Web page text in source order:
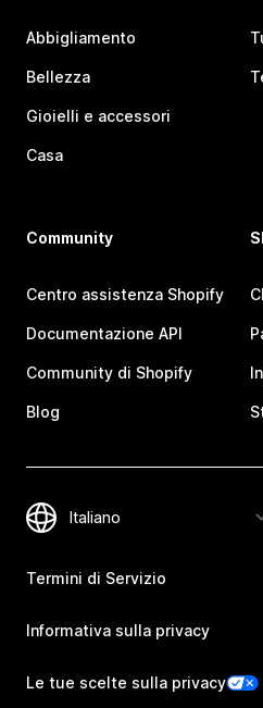
Abbigliamento
Bellezza
Gioielli e accessori
Casa
Community
Centro assistenza Shopify
Documentazione API
Community di Shopify
Blog
Termini di Servizio
Informativa sulla privacy
Le tue scelte sulla privacy